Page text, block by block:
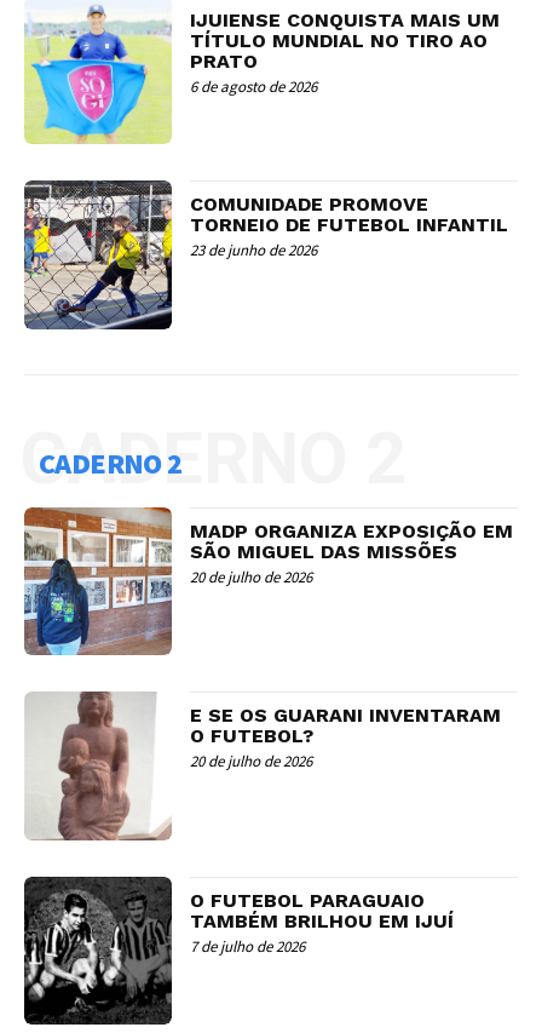
IJUIENSE CONQUISTA MAIS UM
TÍTULO MUNDIAL NO TIRO AO
PRATO
6 de agosto de 2026
COMUNIDADE PROMOVE
TORNEIO DE FUTEBOL INFANTIL
23 de junho de 2026
CADERNO 2
CADERNO 2
MADP ORGANIZA EXPOSIÇÃO EM
SÃO MIGUEL DAS MISSÕES
20 de julho de 2026
E SE OS GUARANI INVENTARAM
O FUTEBOL?
20 de julho de 2026
O FUTEBOL PARAGUAIO
TAMBÉM BRILHOU EM IJUÍ
7 de julho de 2026